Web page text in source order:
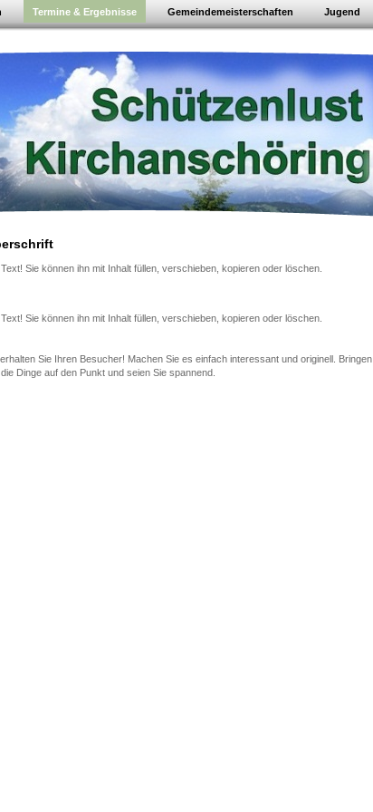
Termine & Ergebnisse Gemeindemeisterschaften Jugend
Text! Sie können ihn mit Inhalt füllen, verschieben, kopieren oder löschen.
Text! Sie können ihn mit Inhalt füllen, verschieben, kopieren oder löschen.
Sie Ihren Besucher! Machen Sie es einfach interessant und originell. Bringen
Dinge auf den Punkt und seien Sie spannend.